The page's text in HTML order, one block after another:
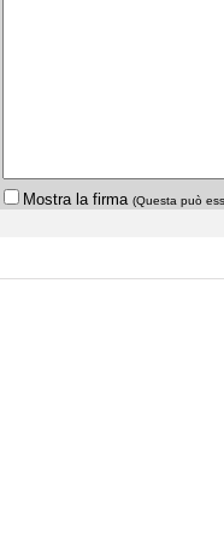
Mostra la firma (Questa può